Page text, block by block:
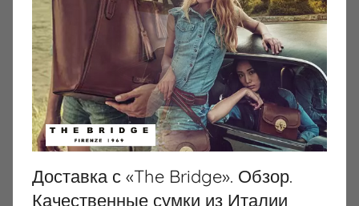
Доставка с «The Bridge». Обзор.
Качественные сумки из Италии